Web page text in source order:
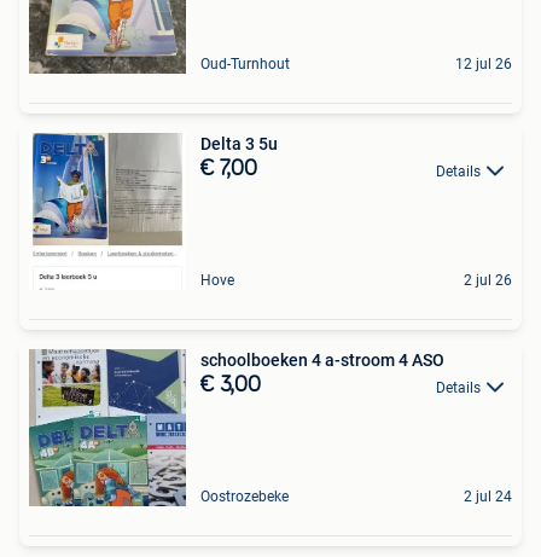
Oud-Turnhout 12 jul 26
Delta 3 5u
€ 7,00 Details
Hove 2 jul 26
schoolboeken 4 a-stroom 4 ASO
€ 3,00 Details
Oostrozebeke 2 jul 24